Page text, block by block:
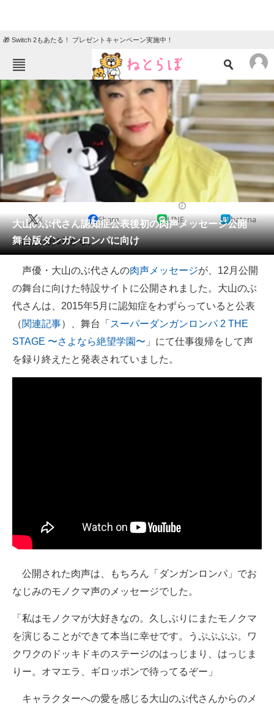
🎁 Switch 2もあたる！ プレゼントキャンペーン実施中！
ねとらぼメニュー
TOP ニュース
エンタメ クイズ
グルメ 地域
住まい 教育・育児
動物 リサーチ
会員記事
メディア
注目記事を集めた総合ページ
ITの今と未来を見通す
スマホと通信の最新トレンド
進化するPCとデバイスの未来
好きが集まる 比べて選べる
ITエンジニア向け専門サイト
IT製品の技術・比較・事例
製造業のIT導入・活用を支援
モノづくり技術者専門サイト
エレクトロニクス専門サイト
電子設計の基本と応用
大山のぶ代さん認知症公表後初の肉声メッセージ公開
舞台版ダンガンロンパに向け
X Share LINE hatena
舞台は12月3日から。
声優・大山のぶ代さんの肉声メッセージが、12月公開
の舞台に向けた特設サイトに公開されました。大山のぶ
代さんは、2015年5月に認知症をわずらっていると公表
（関連記事）、舞台「 スーパーダンガンロンパ 2 THE
STAGE 〜さよなら絶望学園〜 」にて仕事復帰をして声
を録り終えたと発表されていました。
公開された肉声は、もちろん「ダンガンロンパ」でお
なじみのモノクマ声のメッセージでした。
「私はモノクマが大好きなの。久しぶりにまたモノクマ
を演じることができて本当に幸せです。うぷぷぷぷ。ワ
クワクのドッキドキのステージのはっじまり、はっじま
りー。オマエラ、ギロッポンで待ってるぞー」
キャラクターへの愛を感じる大山のぶ代さんからのメ